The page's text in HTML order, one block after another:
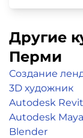
Другие
Перми
Создание
3D художник
Autodesk Revit
Autodesk Maya
Blender